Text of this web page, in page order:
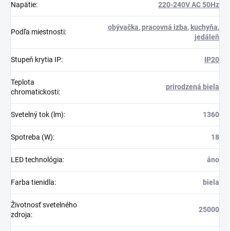
Napätie: 220-240V AC 50Hz
Podľa miestnosti:
obývačka,pracovná izba, kuchyňa,
jedáleň
Stupeň krytia IP: IP20
Teplota
chromatickosti:
prirodzená biela
Svetelný tok (lm): 1360
Spotreba (W): 18
LED technológia: áno
Farba tienidla: biela
Životnosť svetelného
zdroja:
25000